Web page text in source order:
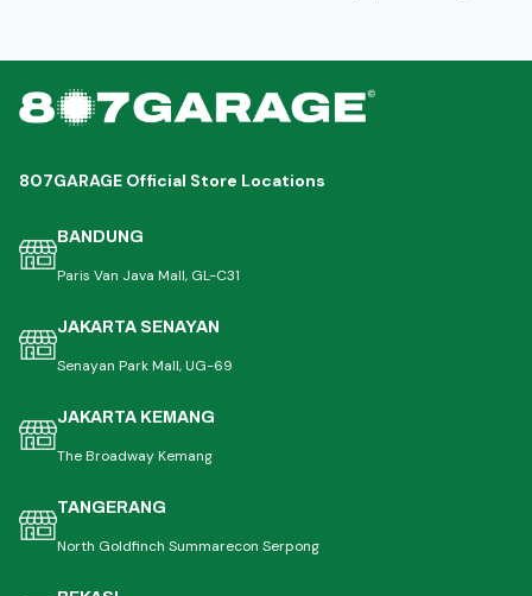
807GARAGE Official Store Locations
BANDUNG
Paris Van Java Mall, GL-C31
JAKARTA SENAYAN
Senayan Park Mall, UG-69
JAKARTA KEMANG
The Broadway Kemang
TANGERANG
North Goldfinch Summarecon Serpong